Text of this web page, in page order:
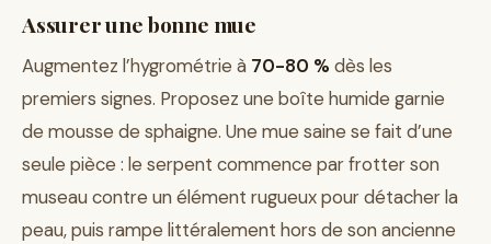
Assurer une bonne mue
Augmentez l’hygrométrie à 70-80 % dès les
premiers signes. Proposez une boîte humide garnie
de mousse de sphaigne. Une mue saine se fait d’une
seule pièce : le serpent commence par frotter son
museau contre un élément rugueux pour détacher la
peau, puis rampe littéralement hors de son ancienne